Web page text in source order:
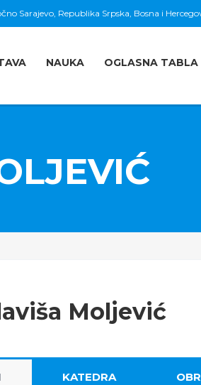
Sarajevo, Republika Srpska, Bosna i
NAUKA OGLASNA TABLA
Moljević
KATEDRA